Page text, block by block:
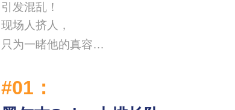
引发混乱！
现场人挤人，
只为一睹他的真容…
#01 ：